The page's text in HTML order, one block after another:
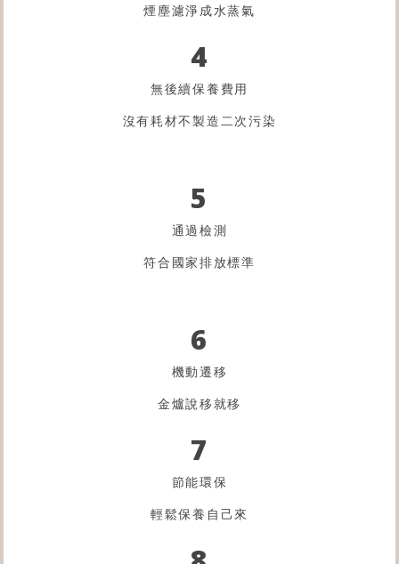
煙塵濾淨成水蒸氣
4
無後續保養費用
沒有耗材不製造二次污染
5
通過檢測
符合國家排放標準
6
機動遷移
金爐說移就移
7
節能環保
輕鬆保養自己來